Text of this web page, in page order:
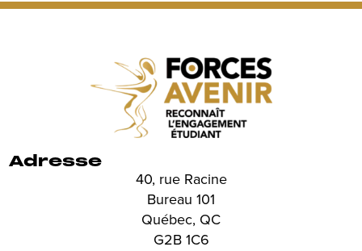
Adresse
40, rue Racine
Bureau 101
Québec, QC
G2B 1C6